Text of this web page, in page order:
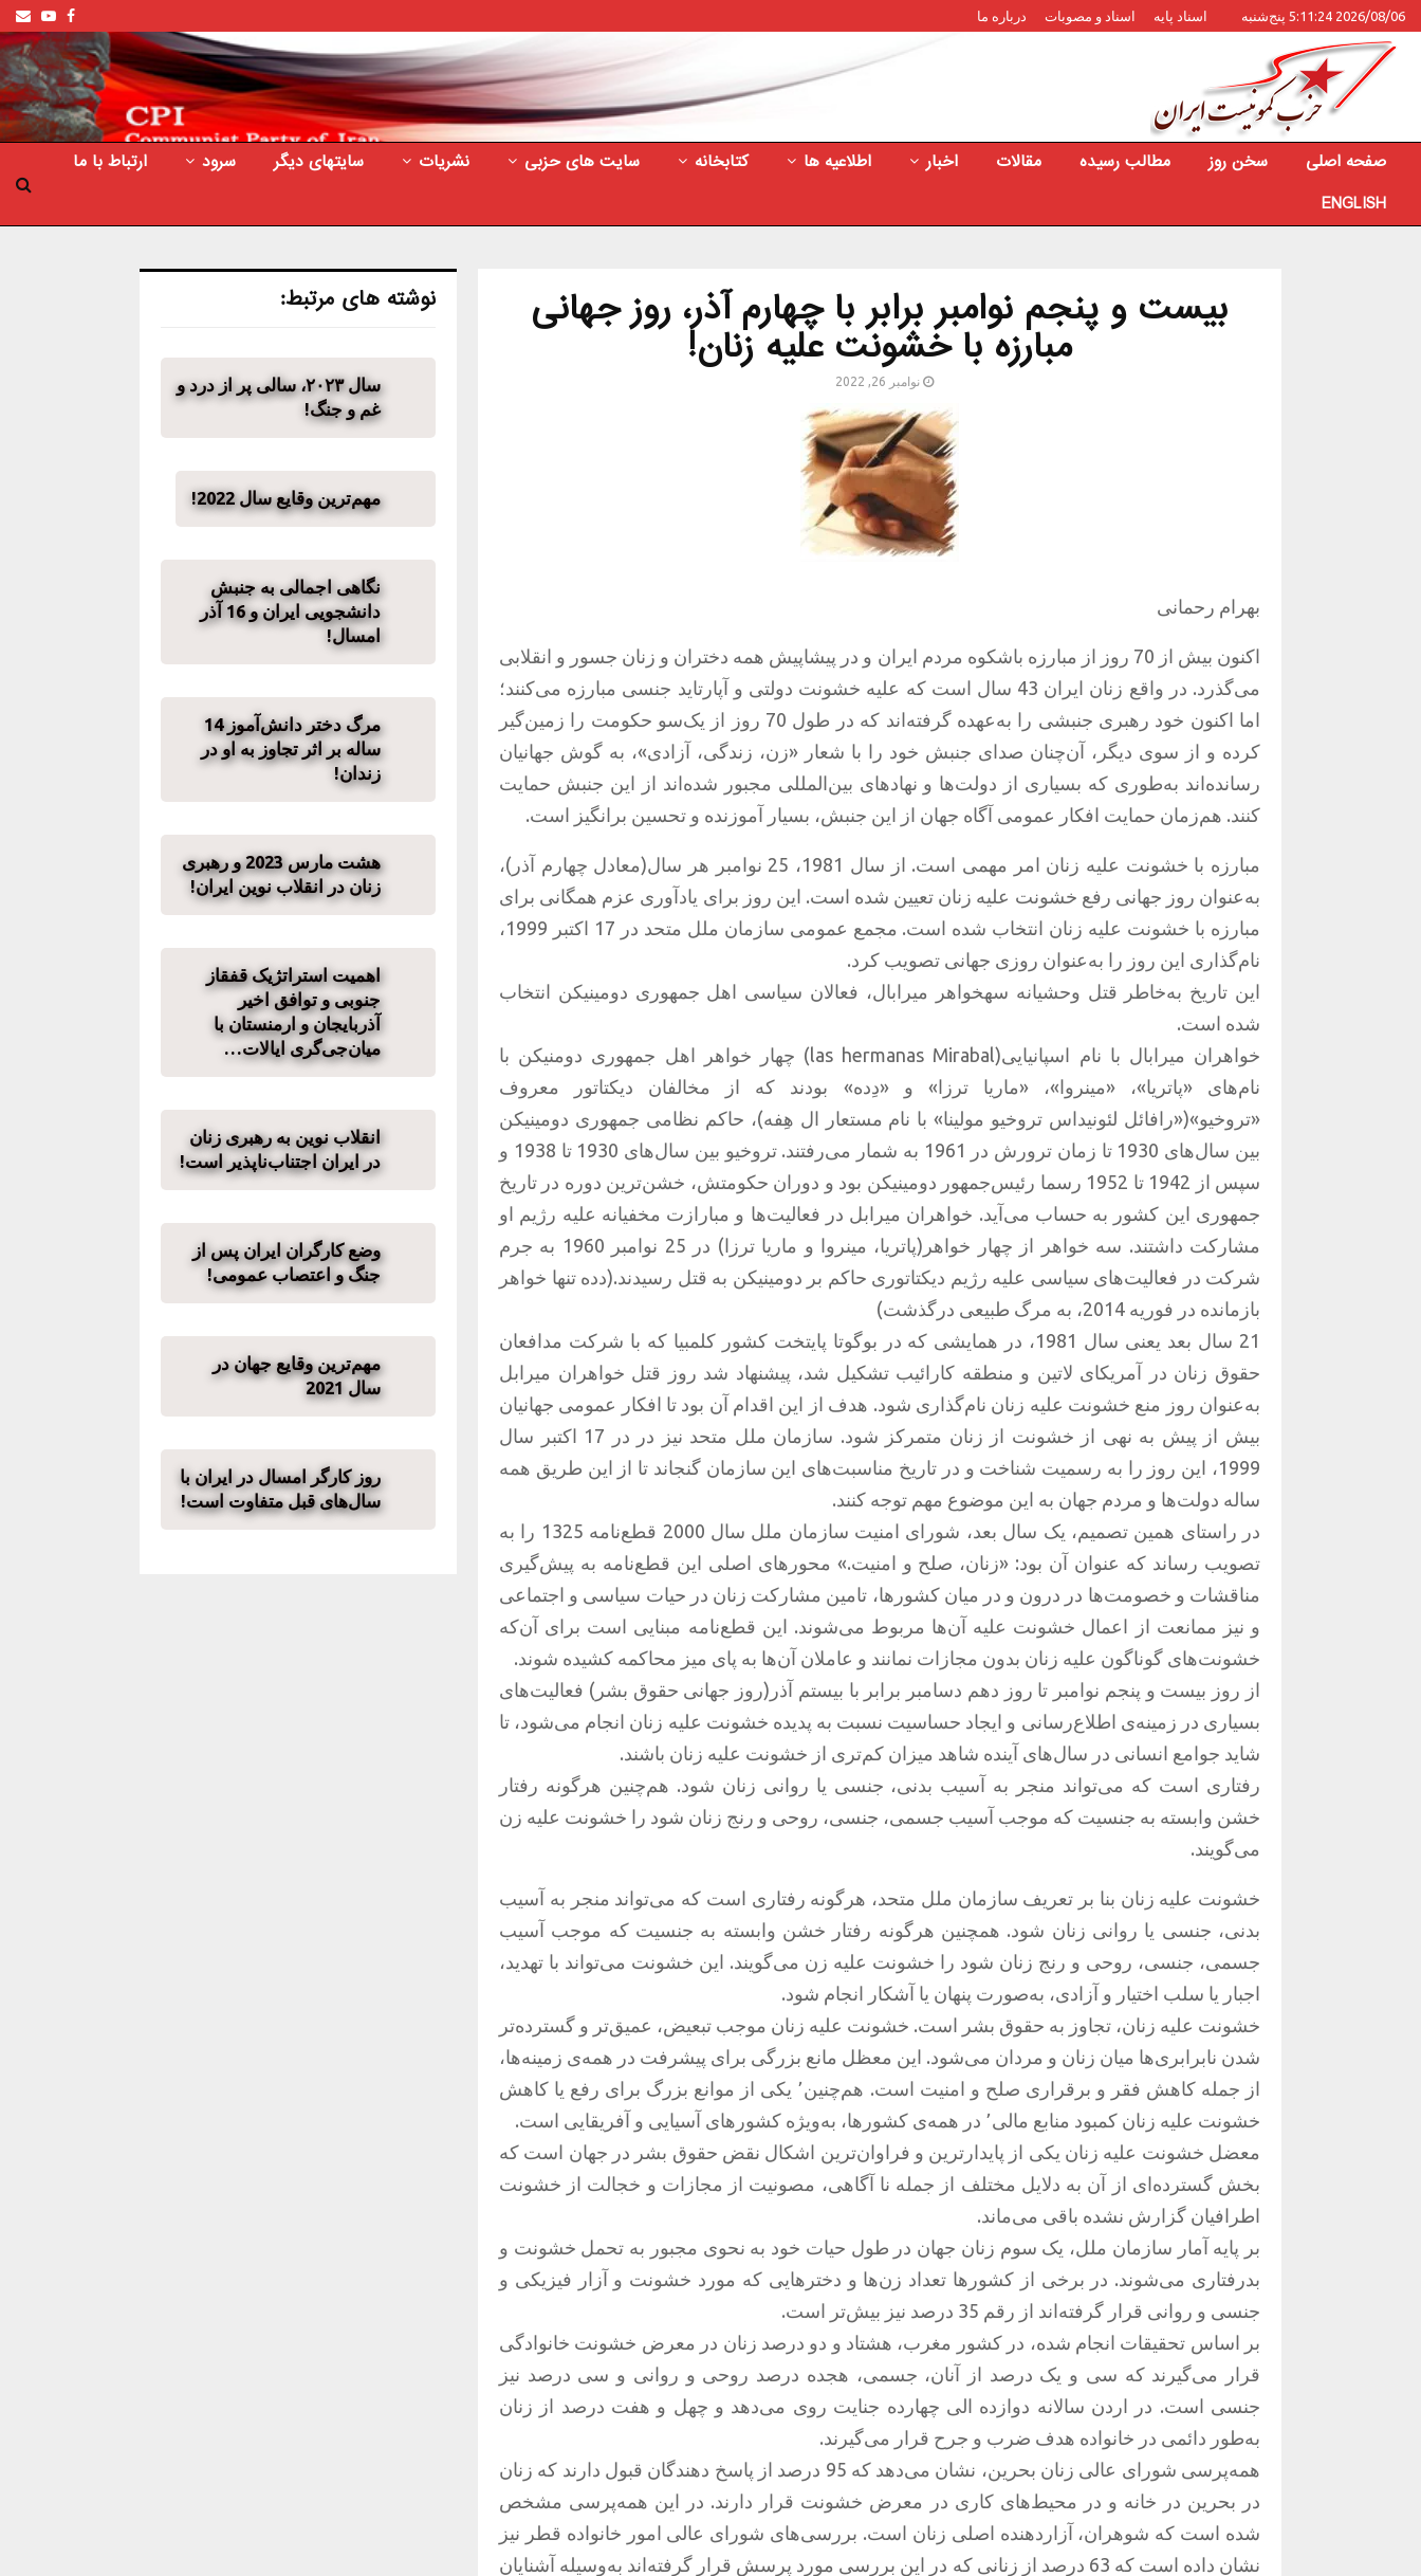
2026/08/06 5:11:24 پنج‌شنبه اسناد پایه اسناد و مصوبات درباره ما Facebook
صفحه اصلی سخن روز مطالب رسیده مقالات اخبار اطلاعیه ها کتابخانه سایت های حزبی نشریات سایتهای دیگر سرود
ارتباط با ما
ENGLISH
بیست و پنجم نوامبر برابر با چهارم آذر، روز جهانی
مبارزه با خشونت علیه زنان!
نوامبر 26, 2022
بهرام رحمانی
اکنون بیش از 70 روز از مبارزه باشکوه مردم ایران و در پیشاپیش همه دختران و زنان جسور و انقلابی
می‌گذرد. در واقع زنان ایران 43 سال است که علیه خشونت دولتی و آپارتاید جنسی مبارزه می‌کنند؛
اما اکنون خود رهبری جنبشی را به‌عهده گرفته‌اند که در طول 70 روز از یک‌سو حکومت را زمین‌گیر
کرده و از سوی دیگر، آن‌چنان صدای جنبش خود را با شعار «زن، زندگی، آزادی»، به گوش جهانیان
رسانده‌اند به‌طوری که بسیاری از دولت‌ها و نهادهای بین‌المللی مجبور شده‌اند از این جنبش حمایت
کنند. هم‌زمان حمایت افکار عمومی آگاه جهان از این جنبش، بسیار آموزنده و تحسین برانگیز است.
مبارزه با خشونت علیه زنان امر مهمی است. از سال 1981، 25 نوامبر هر سال‌(معادل چهارم آذر)،
به‌عنوان روز جهانی رفع خشونت علیه زنان تعیین شده ‌است. این روز برای یادآوری عزم همگانی برای
مبارزه با خشونت علیه زنان انتخاب شده ‌است. مجمع عمومی سازمان ملل متحد در 17 اکتبر 1999،
نام‌گذاری این روز را به‌عنوان روزی جهانی تصویب کرد.
این تاریخ به‌خاطر قتل وحشیانه سهخواهر میرابال، فعالان سیاسی اهل جمهوری دومینیکن انتخاب
شده‌ است.
خواهران میرابال با نام اسپانیایی‌(las hermanas Mirabal) چهار خواهر اهل جمهوری دومنیکن با
نام‌های «پاتریا»، «مینروا»، «ماریا ترزا» و «دِده» بودند که از مخالفان دیکتاتور معروف
«تروخیو»‌(«رافائل لئونیداس تروخیو مولینا» با نام مستعار ال هِفه)، حاکم نظامی جمهوری دومینیکن
بین سال‌های 1930 تا زمان ترورش در 1961 به شمار می‌رفتند. تروخیو بین سال‌های 1930 تا 1938 و
سپس از 1942 تا 1952 رسما رئیس‌جمهور دومینیکن بود و دوران حکومتش، خشن‌ترین دوره در تاریخ
جمهوری این کشور به حساب می‌آید. خواهران میرابل در فعالیت‌ها و مبارازت مخفیانه علیه رژیم او
مشارکت داشتند. سه خواهر از چهار خواهر‌(پاتریا، مینروا و ماریا ترزا) در 25 نوامبر 1960 به جرم
شرکت در فعالیت‌های سیاسی علیه رژیم دیکتاتوری حاکم بر دومینیکن به قتل رسیدند.‌(دده تنها خواهر
بازمانده در فوریه 2014، به مرگ طبیعی درگذشت)
21 سال بعد یعنی سال 1981، در همایشی که در بوگوتا پایتخت کشور کلمبیا که با شرکت مدافعان
حقوق زنان در آمریکای لاتین و منطقه کارائیب تشکیل شد، پیشنهاد شد روز قتل خواهران میرابل
به‌عنوان روز منع خشونت علیه زنان نام‌گذاری شود. هدف از این اقدام آن بود تا افکار عمومی جهانیان
بیش از پیش به نهی از خشونت از زنان متمرکز شود. سازمان ملل متحد نیز در در 17 اکتبر سال
1999، این روز را به رسمیت شناخت و در تاریخ مناسبت‌های این سازمان گنجاند تا از این طریق همه
ساله دولت‌ها و مردم جهان به این موضوع مهم توجه کنند.
در راستای همین تصمیم، یک سال بعد، شورای امنیت سازمان ملل سال 2000 قطع‌نامه‌ 1325 را به
تصویب رساند که عنوان آن بود: «زنان، صلح و امنیت.» محورهای اصلی این قطع‌نامه به پیش‌گیری
مناقشات و خصومت‌ها در درون و در میان کشورها، تامین مشارکت زنان در حیات سیاسی و اجتماعی
و نیز ممانعت از اعمال خشونت علیه آن‌ها مربوط می‌شوند. این قطع‌نامه مبنایی است برای آن‌که
خشونت‌های گوناگون علیه زنان بدون مجازات نمانند و عاملان آن‌ها به پای میز محاکمه کشیده شوند.
از روز بیست و پنجم نوامبر تا روز دهم دسامبر برابر با بیستم آذر‌(روز جهانی حقوق بشر) فعالیت‌های
بسیاری در زمینه‌ی اطلاع‌رسانی و ایجاد حساسیت نسبت به پدیده خشونت علیه زنان انجام می‌شود، تا
شاید جوامع انسانی در سال‌های آینده شاهد میزان کم‌تری از خشونت علیه زنان باشند.
رفتاری است که می‌تواند منجر به آسیب بدنی، جنسی یا روانی زنان شود. هم‌چنین هرگونه رفتار
خشن وابسته به جنسیت که موجب آسیب جسمی، جنسی، روحی و رنج زنان شود را خشونت علیه زن
می‌گویند.
خشونت علیه زنان بنا بر تعریف سازمان ملل متحد، هرگونه رفتاری است که می‌تواند منجر به آسیب
بدنی، جنسی یا روانی زنان شود. همچنین هرگونه رفتار خشن وابسته به جنسیت که موجب آسیب
جسمی، جنسی، روحی و رنج زنان شود را خشونت علیه زن می‌گویند. این خشونت می‌تواند با تهدید،
اجبار یا سلب اختیار و آزادی، به‌صورت پنهان یا آشکار انجام شود.
خشونت علیه زنان، تجاوز به حقوق بشر است. خشونت علیه زنان موجب تبعیض، عمیق‌تر و گسترده‌تر
شدن نابرابری‌ها میان زنان و مردان می‌شود. این معظل مانع بزرگی برای پیشرفت در همه‌ی زمینه‌ها،
از جمله کاهش فقر و برقراری صلح و امنیت است. هم‌چنین٬ یکی از موانع بزرگ برای رفع یا کاهش
خشونت علیه زنان کمبود منابع مالی٬ در همه‌ی کشورها، به‌ویژه کشورهای آسیایی و آفریقایی است.
معضل خشونت علیه زنان یکی از پایدارترین و فراوان‌ترین اشکال نقض حقوق بشر در جهان است که
بخش گسترده‌ای از آن به دلایل مختلف از جمله نا آگاهی، مصونیت از مجازات و خجالت از خشونت
اطرافیان گزارش نشده باقی می‌ماند.
بر پایه آمار سازمان ملل، یک سوم زنان جهان در طول حیات خود به نحوی مجبور به تحمل خشونت و
بدرفتاری می‌شوند. در برخی از کشورها تعداد زن‌ها و دخترهایی که مورد خشونت و آزار فیزیکی و
جنسی و روانی قرار گرفته‌اند از رقم 35 درصد نیز بیش‌تر است.
بر اساس تحقیقات انجام شده، در کشور مغرب، هشتاد و دو درصد زنان در معرض خشونت خانوادگی
قرار می‌گیرند که سی و یک درصد از آنان، جسمی، هجده درصد روحی و روانی و سی درصد نیز
جنسی است. در اردن سالانه دوازده الی چهارده جنایت روی می‌دهد و چهل و هفت درصد از زنان
به‌طور دائمی در خانواده هدف ضرب و جرح قرار می‌گیرند.
همه‌پرسی شورای عالی زنان بحرین، نشان می‌دهد که 95 درصد از پاسخ دهندگان قبول دارند که زنان
در بحرین در خانه و در محیط‌های کاری در معرض خشونت قرار دارند. در این همه‌پرسی مشخص
شده است که شوهران، آزاردهنده اصلی زنان است. بررسی‌های شورای عالی امور خانواده قطر نیز
نشان داده است که 63 درصد از زنانی که در این بررسی مورد پرسش قرار گرفته‌اند به‌وسیله آشنایان
نوشته های مرتبط:
سال ۲۰۲۳، سالی پر از درد و
غم و جنگ!
مهم‌ترین وقایع سال 2022!
نگاهی اجمالی به جنبش
دانشجویی ایران و 16 آذر
امسال!
مرگ دختر دانش‌آموز 14
ساله بر اثر تجاوز به او در
زندان!
هشت مارس 2023 و رهبری
زنان در انقلاب نوین ایران!
اهمیت استراتژیک قفقاز
جنوبی و توافق اخیر
آذربایجان و ارمنستان با
میان‌جی‌گری ایالات…
انقلاب نوین به رهبری زنان
در ایران اجتناب‌ناپذیر است!
وضع کارگران ایران پس از
جنگ و اعتصاب عمومی!
مهم‌ترین وقایع جهان در
سال 2021
روز کارگر امسال در ایران با
سال‌های قبل متفاوت است!